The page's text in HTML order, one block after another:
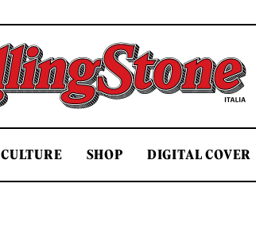
Rolling Stone Italia
CULTURE SHOP DIGITAL COVER